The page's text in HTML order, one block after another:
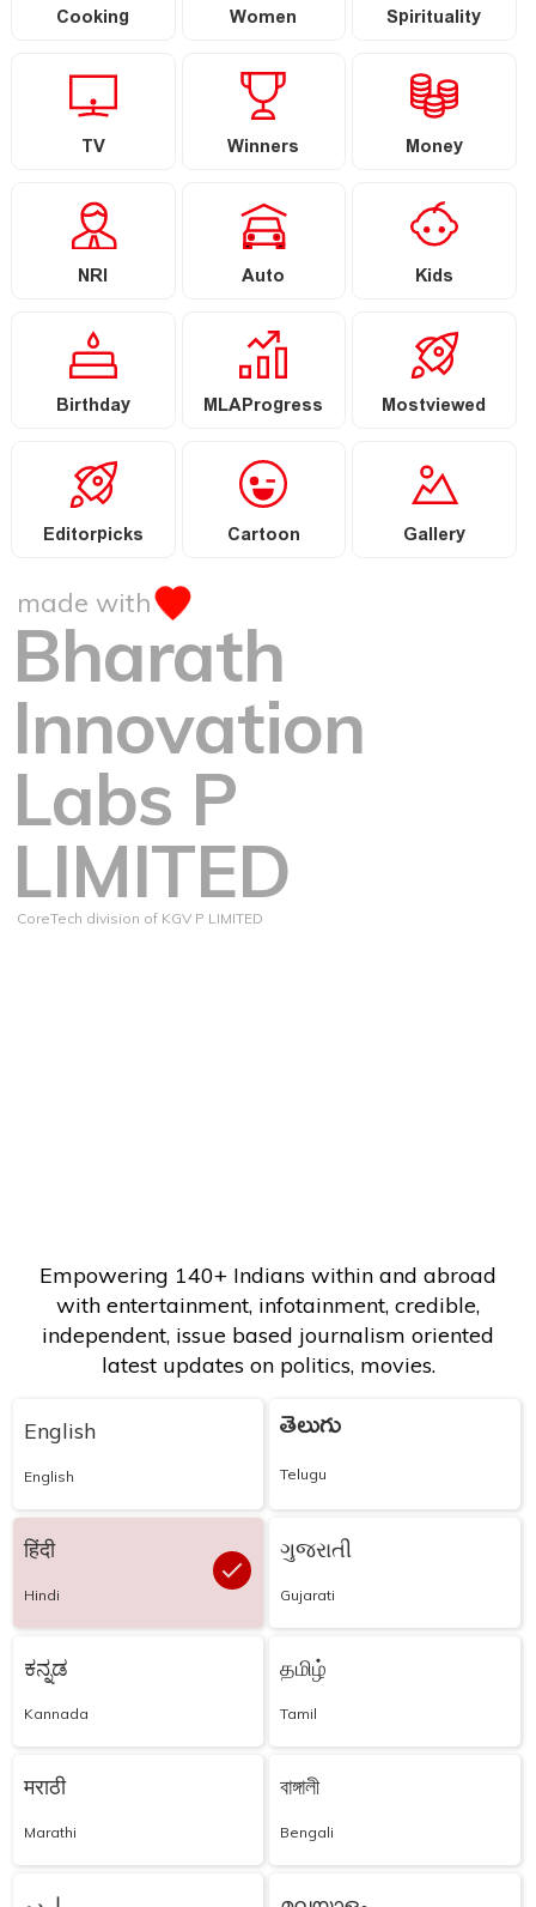
Cooking Women Spirituality
TV Winners Money
NRI Auto Kids
Birthday MLAProgress Mostviewed
Editorpicks Cartoon Gallery
made with
Bharath
Innovation
Labs P
LIMITED
CoreTech division of KGV P LIMITED
Empowering 140+ Indians within and abroad
with entertainment, infotainment, credible,
independent, issue based journalism oriented
latest updates on politics, movies.
English
English
తెలుగు
Telugu
हिंदी
Hindi
ગુજરાતી
Gujarati
ಕನ್ನಡ
Kannada
தமிழ்
Tamil
मराठी
Marathi
বাঙ্গালী
Bengali